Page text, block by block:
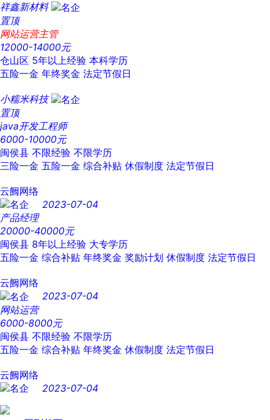
祥鑫新材料
置顶
网站运营主管
12000-14000元
仓山区 5年以上经验 本科学历
五险一金 年终奖金 法定节假日
小糯米科技
置顶
java开发工程师
6000-10000元
闽侯县 不限经验 不限学历
三险一金 五险一金 综合补贴 休假制度 法定节假日
云阙网络
2023-07-04
产品经理
20000-40000元
闽侯县 8年以上经验 大专学历
五险一金 综合补贴 年终奖金 奖励计划 休假制度 法定节假日
云阙网络
2023-07-04
网站运营
6000-8000元
闽侯县 不限经验 不限学历
五险一金 综合补贴 年终奖金 休假制度 法定节假日
云阙网络
2023-07-04